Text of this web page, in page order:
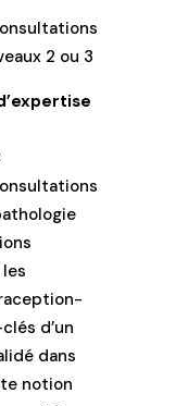
2 ou 3
d’un
dans
notion